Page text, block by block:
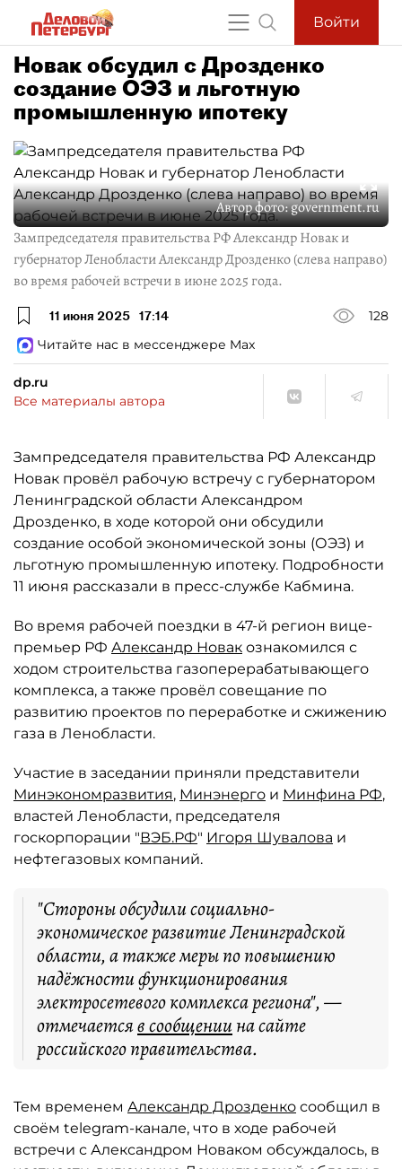
Войти
Новак обсудил с Дрозденко
создание ОЭЗ и льготную
промышленную ипотеку
Автор фото:government.ru
Зампредседателя правительства РФ Александр Новак и
губернатор Ленобласти Александр Дрозденко (слева направо)
во время рабочей встречи в июне 2025 года.
11 июня 2025 17:14
128
Читайте нас в мессенджере Max
dp.ru
Все материалы автора
Зампредседателя правительства РФ Александр
Новак провёл рабочую встречу с губернатором
Ленинградской области Александром
Дрозденко, в ходе которой они обсудили
создание особой экономической зоны (ОЭЗ) и
льготную промышленную ипотеку. Подробности
11 июня рассказали в пресс-службе Кабмина.
Во время рабочей поездки в 47-й регион вице-
премьер РФ Александр Новак ознакомился с
ходом строительства газоперерабатывающего
комплекса, а также провёл совещание по
развитию проектов по переработке и сжижению
газа в Ленобласти.
Участие в заседании приняли представители
Минэкономразвития, Минэнерго и Минфина РФ,
властей Ленобласти, председателя
госкорпорации "ВЭБ.РФ" Игоря Шувалова и
нефтегазовых компаний.
"Стороны обсудили социально-
экономическое развитие Ленинградской
области, а также меры по повышению
надёжности функционирования
электросетевого комплекса региона", —
отмечаетсяв сообщениина сайте
российского правительства.
Тем временем Александр Дрозденко сообщил в
своём telegram-канале, что в ходе рабочей
встречи с Александром Новаком обсуждалось, в